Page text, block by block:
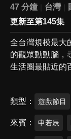
47 分鐘
台灣
更新至第145集
全台灣規模最大
的觀眾動動腦，
生活圈最貼近的
類型 遊戲節目
來賓 申若辰